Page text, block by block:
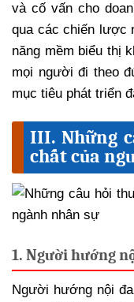
và cố vấn cho
qua các chiến lược
năng mềm biểu thị
mọi người đi theo
mục tiêu phát triển
III. Những
chất của
1. Người hướng
Người hướng nội